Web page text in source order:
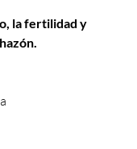
la fertilidad y